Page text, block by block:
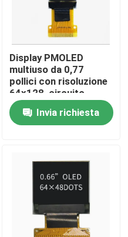
Display PMOLED
multiuso da 0,77
pollici con risoluzione
64x128, circuito
integrato di pilotaggio
SSD1312Invia richiesta